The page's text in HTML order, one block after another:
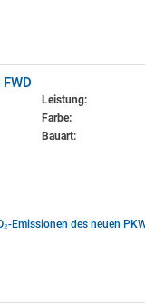
Leistung:
Farbe:
Bauart:
Emissionen des neuen